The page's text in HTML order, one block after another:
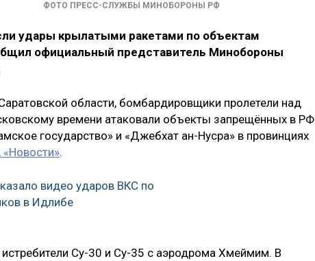
ФОТО ПРЕСС-СЛУЖБЫ МИНОБОРОНЫ РФ
удары крылатыми ракетами по объектам
официальный представитель Минобороны
области, бомбардировщики пролетели над
времени атаковали объекты запрещённых в РФ
государство» и «Джебхат ан-Нусра» в провинциях
.
видео ударов ВКС по
в Идлибе
Су-30 и Су-35 с аэродрома Хмеймим. В